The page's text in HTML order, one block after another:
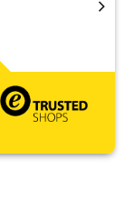
Die